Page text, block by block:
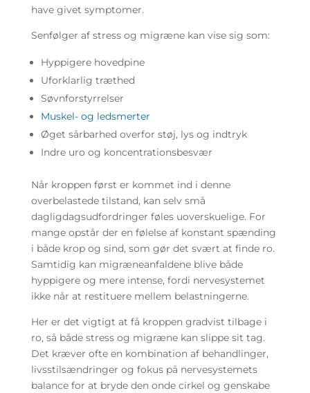
have givet symptomer.
Senfølger af stress og migræne kan vise sig som:
Hyppigere hovedpine
Uforklarlig træthed
Søvnforstyrrelser
Muskel- og ledsmerter
Øget sårbarhed overfor støj, lys og indtryk
Indre uro og koncentrationsbesvær
Når kroppen først er kommet ind i denne
overbelastede tilstand, kan selv små
dagligdagsudfordringer føles uoverskuelige. For
mange opstår der en følelse af konstant spænding
i både krop og sind, som gør det svært at finde ro.
Samtidig kan migræneanfaldene blive både
hyppigere og mere intense, fordi nervesystemet
ikke når at restituere mellem belastningerne.
Her er det vigtigt at få kroppen gradvist tilbage i
ro, så både stress og migræne kan slippe sit tag.
Det kræver ofte en kombination af behandlinger,
livsstilsændringer og fokus på nervesystemets
balance for at bryde den onde cirkel og genskabe